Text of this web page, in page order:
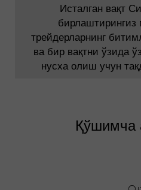
Исталган вақт
трейдерларнинг
ва бир вақтни ўзида
нусха олиш учун
Қўшимча